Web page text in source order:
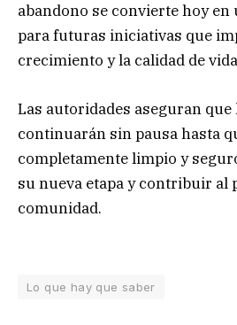
abandono se convierte hoy
para futuras iniciativas que
crecimiento y la calidad de
Las autoridades aseguran
continuarán sin pausa hasta
completamente limpio y
su nueva etapa y contribuir al
comunidad.
Lo que hay que saber